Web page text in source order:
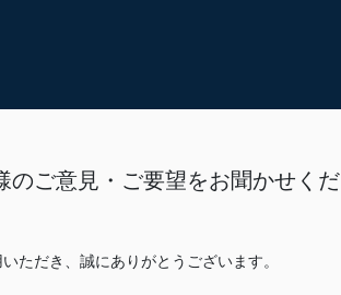
のご意見・ご要望をお聞かせく
ただき、誠にありがとうございます。